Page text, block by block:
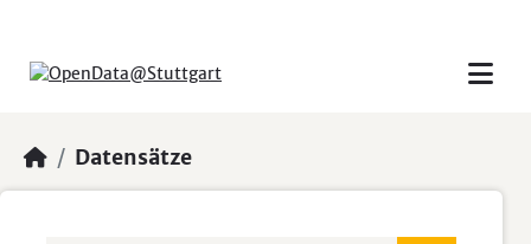
Datensätze